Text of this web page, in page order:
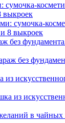
выкроек
без
в чайных